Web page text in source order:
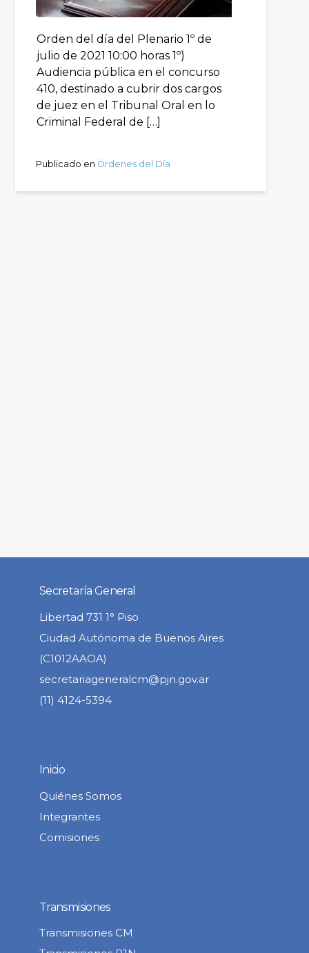
Orden del día del Plenario 1º de
julio de 2021 10:00 horas 1º)
Audiencia pública en el concurso
410, destinado a cubrir dos cargos
de juez en el Tribunal Oral en lo
Criminal Federal de […]
Publicado en Órdenes del Día
Secretaría General
Libertad 731 1° Piso
Ciudad Autónoma de Buenos Aires
(C1012AAOA)
secretariageneralcm@pjn.gov.ar
(11) 4124-5394
Inicio
Quiénes Somos
Integrantes
Comisiones
Transmisiones
Transmisiones CM